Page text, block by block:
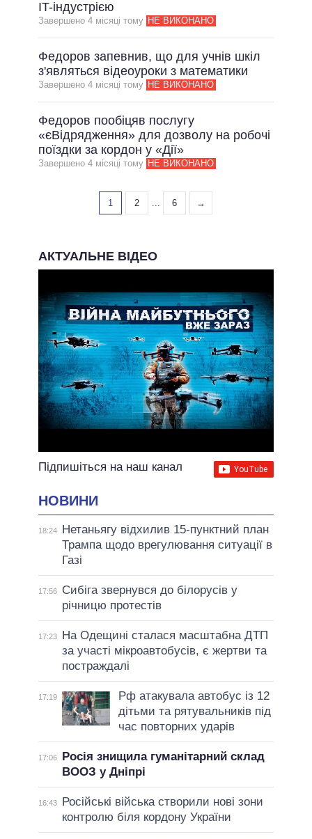
IT-індустрією
Завершено 4 мiсяцi тому НЕ ВИКОНАНО
Федоров запевнив, що для учнів шкіл
з'являться відеоуроки з математики
Завершено 4 мiсяцi тому НЕ ВИКОНАНО
Федоров пообіцяв послугу
«єВідрядження» для дозволу на робочі
поїздки за кордон у «Дії»
Завершено 4 мiсяцi тому НЕ ВИКОНАНО
1 2 ... 6 →
АКТУАЛЬНЕ ВІДЕО
Підпишіться на наш канал
НОВИНИ
18:24
Нетаньягу відхилив 15-пунктний план
Трампа щодо врегулювання ситуації в
Газі
17:56
Сибіга звернувся до білорусів у
річницю протестів
17:23
На Одещині сталася масштабна ДТП
за участі мікроавтобусів, є жертви та
постраждалі
17:19
Рф атакувала автобус із 12
дітьми та рятувальників під
час повторних ударів
17:06
Росія знищила гуманітарний склад
ВООЗ у Дніпрі
16:43
Російські війська створили нові зони
контролю біля кордону України